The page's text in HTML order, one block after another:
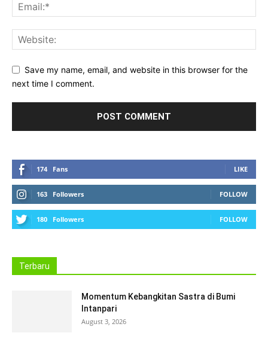
Save my name, email, and website in this browser for the
next time I comment.
174 Fans LIKE
163 Followers FOLLOW
180 Followers FOLLOW
Terbaru
Momentum Kebangkitan Sastra di Bumi
Intanpari
August 3, 2026